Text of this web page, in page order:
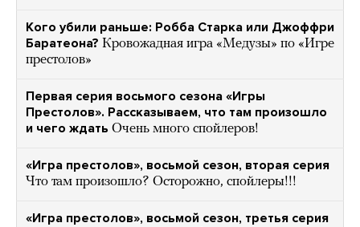
Кого убили раньше: Робба Старка или Джоффри
Баратеона? Кровожадная игра «Медузы» по «Игре
престолов»
Первая серия восьмого сезона «Игры
Престолов». Рассказываем, что там произошло
и чего ждать Очень много спойлеров!
«Игра престолов», восьмой сезон, вторая серия
Что там произошло? Осторожно, спойлеры!!!
«Игра престолов», восьмой сезон, третья серия